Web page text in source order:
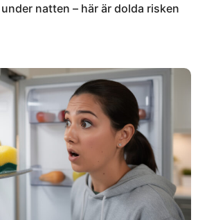
natten – här är dolda risken